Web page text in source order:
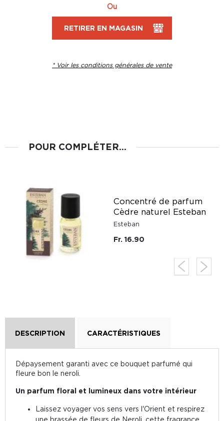
Ou
RETIRER EN MAGASIN
* Voir les conditions générales de vente
POUR COMPLÉTER...
Concentré de parfum
Cèdre naturel Esteban
Esteban
Fr. 16.90
DESCRIPTION CARACTÉRISTIQUES
Dépaysement garanti avec ce bouquet parfumé qui
fleure bon le neroli.
Un parfum floral et lumineux dans votre intérieur
Laissez voyager vos sens vers l'Orient et respirez
une brassée de fleurs de Neroli, cette fragrance